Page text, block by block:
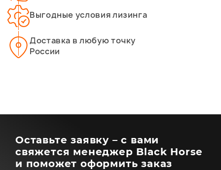
Выгодные условия лизинга
Доставка в любую точку
России
Оставьте заявку – с вами
свяжется менеджер Black Horse
и поможет оформить заказ